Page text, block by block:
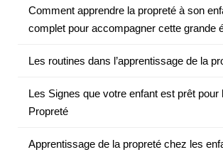
Comment apprendre la propreté à son
complet pour accompagner cette grande
Les routines dans l’apprentissage de la
Les Signes que votre enfant est prêt pour
Propreté
Apprentissage de la propreté chez les